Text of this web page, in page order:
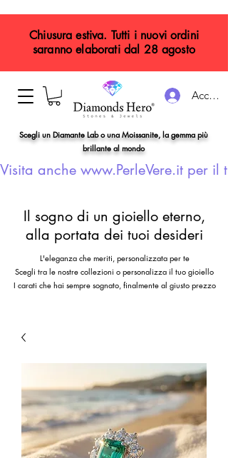
Accedi
Scegli un Diamante Lab o una Moissanite, la gemma più
brillante al mondo
Visita anche www.PerleVere.it per il
Chiusura estiva. Tutti i nuovi ordini
saranno elaborati dal 28 agosto
Il sogno di un gioiello eterno,
alla portata dei tuoi desideri
L'eleganza che meriti, personalizzata per te
Scegli tra le nostre collezioni o personalizza il tuo gioiello
I carati che hai sempre sognato, finalmente al giusto prezzo